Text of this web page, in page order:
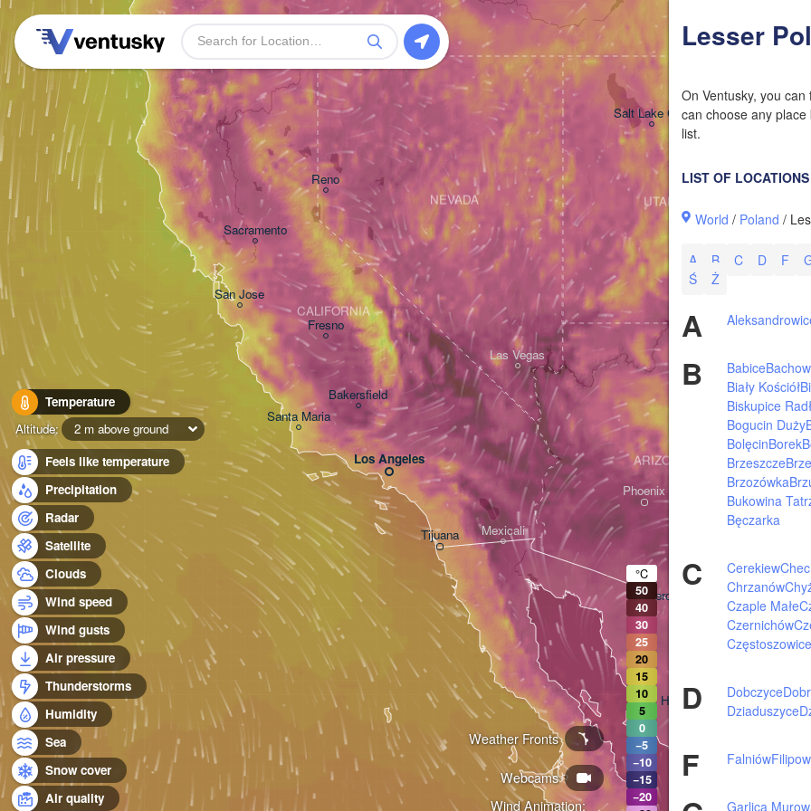
Lesser
On Ventusky, you
can choose any
list.
LIST OF LOCATIONS
World / Poland /
A B C D F
Ś
Ż
A
B Babice
Biały Kościół
Biskupice
Bogucin Duży
BolęcinBorek
Brzeszcze
Brzozówka
Bukowina
Bęczarka
C Cerekiew
Chrzanów
Czaple Małe
Czernichów
Częstoszowice
D Dobczyce
Dziaduszyce
F Falniów
Garlica
Temperature
Altitude:
2 m above ground
Feels like temperature
Precipitation
Radar
Satellite
Clouds
Wind speed
Wind gusts
Air pressure
Thunderstorms
Humidity
Sea
Snow cover
Air quality
Wind Animation:
Webcams
Weather Fronts
Los Angeles
Tijuana
San Jose
Las Vegas
Mexicali
Fresno
Reno
Santa Maria
Bakersfield
Sacramento
CALIFORNIA
NEVADA
Phoenix
Salt Lake City
ARIZONA
UTAH
Hermosillo
Heroica Nogales
°C
50
40
30
25
20
15
10
5
0
−5
−10
−15
−20